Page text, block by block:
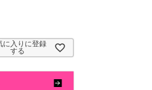
に入りに登録
する